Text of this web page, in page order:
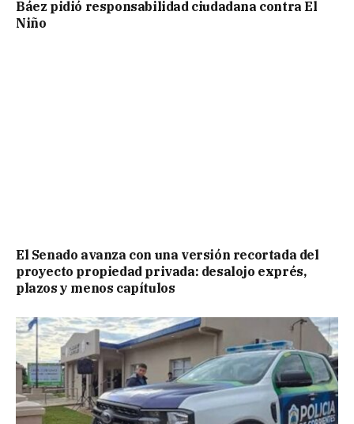
Báez pidió responsabilidad ciudadana contra El
Niño
El Senado avanza con una versión recortada del
proyecto propiedad privada: desalojo exprés,
plazos y menos capítulos